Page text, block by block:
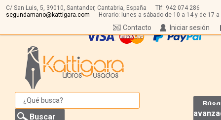
C/ San Luis, 5, 39010, Santander, Cantabria, España Tlf: 942 074 286
segundamano@kattigara.com
Horario: lunes a sábado de 10 a 14 y de 17 a
Iniciar sesión
Contacto